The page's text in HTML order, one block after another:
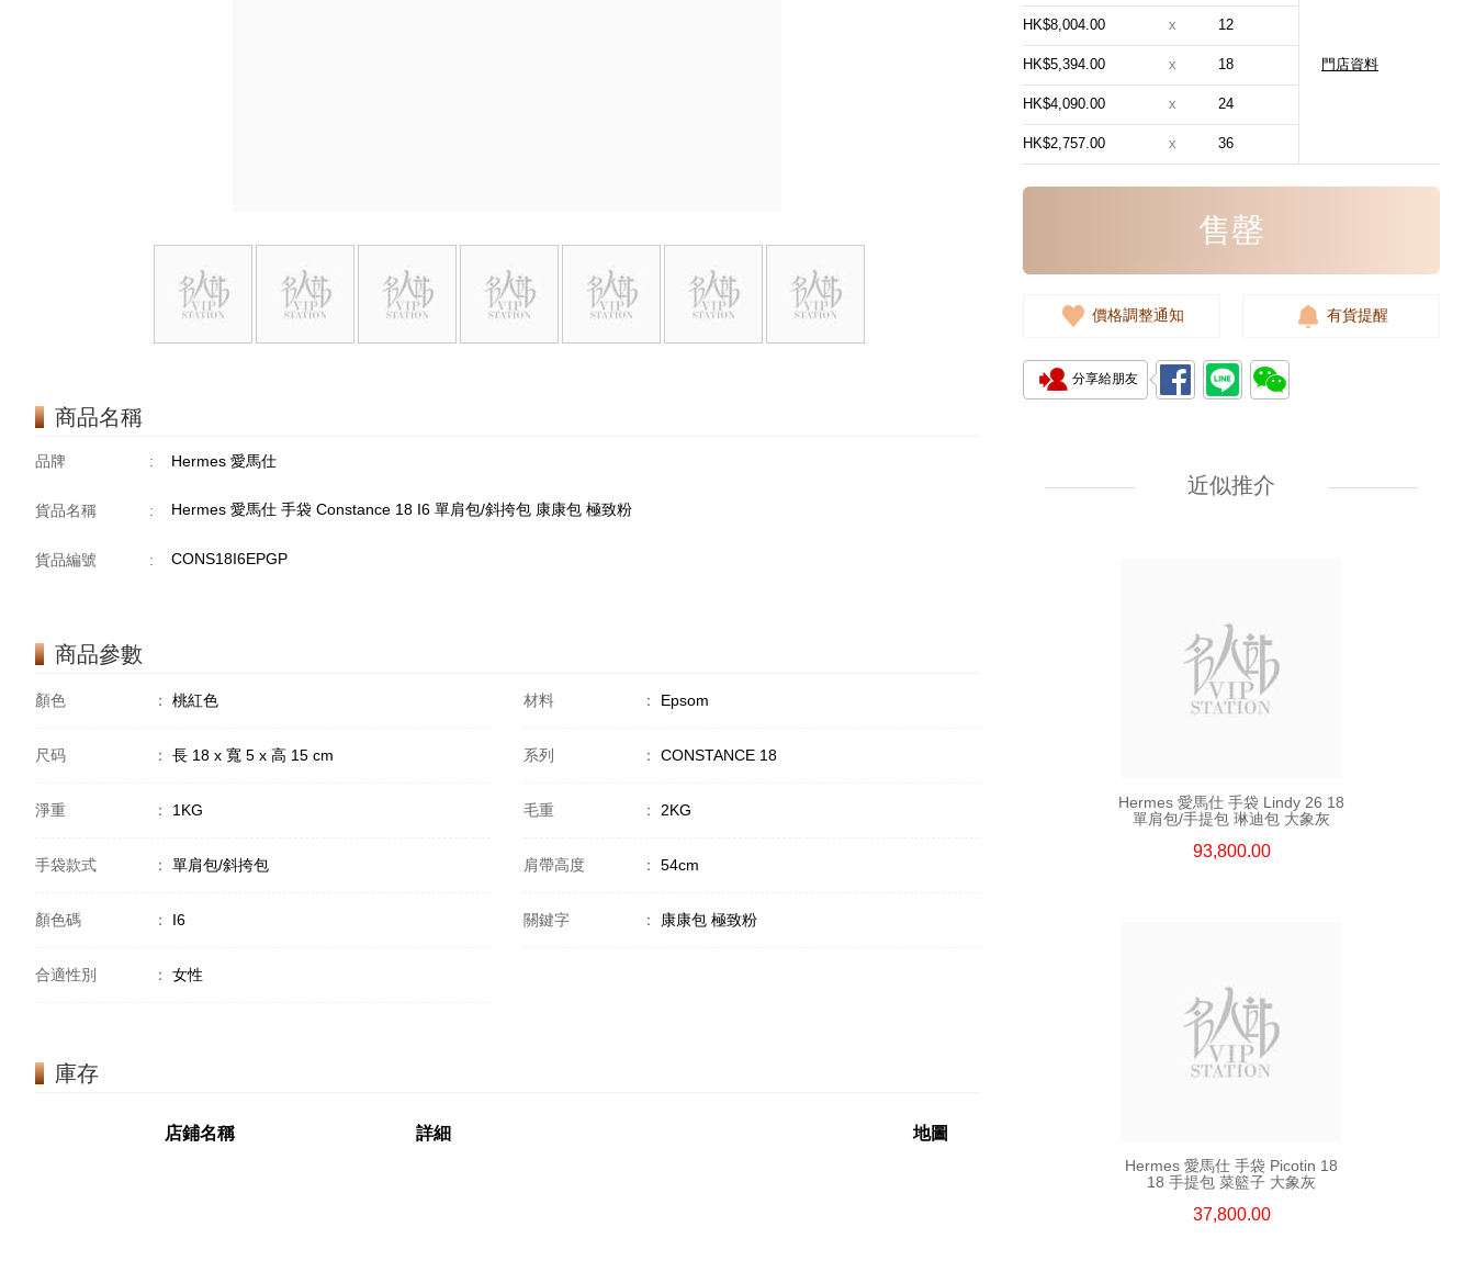
商品名稱
品牌 : Hermes 愛馬仕
貨品名稱 : Hermes 愛馬仕 手袋 Constance 18 I6 單肩包/斜挎包 康康包 極致粉
貨品編號 : CONS18I6EPGP
商品參數
顏色 ： 桃紅色 材料 ： Epsom
尺码 ： 長 18 x 寬 5 x 高 15 cm 系列 ： CONSTANCE 18
淨重 ： 1KG 毛重 ： 2KG
手袋款式 ： 單肩包/斜挎包 肩帶高度 ： 54cm
顏色碼 ： I6 關鍵字 ： 康康包 極致粉
合適性別 ： 女性
庫存
店鋪名稱 詳細 地圖
門店資料
HK$8,004.00 x 12
HK$5,394.00 x 18
HK$4,090.00 x 24
HK$2,757.00 x 36
售罄
價格調整通知 有貨提醒
分享給朋友
近似推介
Hermes 愛馬仕 手袋 Evelyne 16
24,800.00
55,800.00
Hermes 愛馬仕 手袋 Lindy 26 18
單肩包/手提包 琳迪包 大象灰
93,800.00
Hermes 愛馬仕 手袋 Picotin 18
18 手提包 菜籃子 大象灰
37,800.00